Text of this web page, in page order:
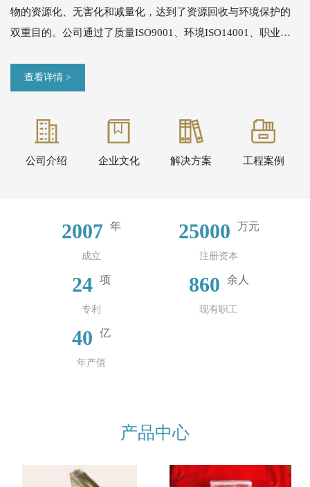
物的资源化、无害化和减量化，达到了资源回收与环境保护的
双重目的。公司通过了质量ISO9001、环境ISO14001、职业卫
的自动化远程监控。
公司生产工艺采用的是目前国内一流和国际先进的“富氧双侧吹
复杂多金属等有色固废处理和资源利用方面的创新技术，具有
生态保护和环境治理特性、工艺高科技和产品高附加值的特
效益和社会效益双赢的有机统一。
查看详情 >
公司介绍 企业文化 解决方案 工程案例
2007 年
成立
25000 万元
注册资本
24 项
专利
860 余人
现有职工
40 亿
年产值
产品中心